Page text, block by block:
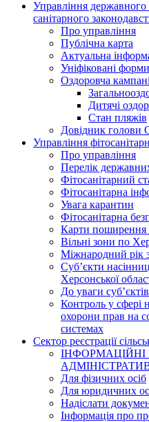
Управління
санітарного
Про управління
Публічна карта
Актуальна
Уніфіковані форми
Оздоровча
Дитячі
Стан пляжів
Довідник
Управління
Про управління
Перелік
Фітосанітарний
Фітосанітарна
Увага карантин
Фітосанітарна
Карти поширення
Вільні зони по
Міжнародний рік
Суб’єкти
Херсонської
До уваги
Контроль у сфері
охорони прав на
системах
Сектор реєстрації
ІНФОРМАЦІЙНІ
Для фізичних осіб
Для юридичних
Надіслати
Інформація про